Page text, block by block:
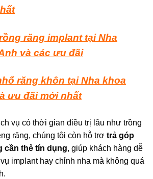
răng implant tại Nha
và các ưu đãi
răng khôn tại Nha khoa
ưu đãi mới nhất
vụ có thời gian điều trị lâu như trồng
răng, chúng tôi còn hỗ trợ trả góp
cần thẻ tín dụng, giúp khách hàng dễ
implant hay chỉnh nha mà không quá